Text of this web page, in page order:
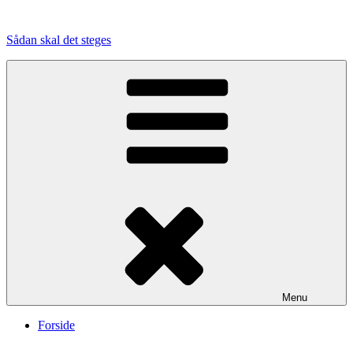
indhold
Sådan skal det steges
Menu
Forside